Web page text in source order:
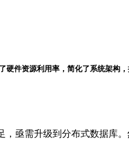
件资源利用率，简化了系统架构
，亟需升级到分布式数据库